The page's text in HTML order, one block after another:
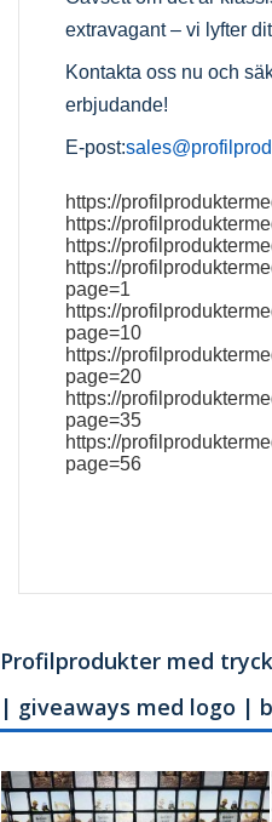
extravagant – vi lyfter
Kontakta oss nu och
erbjudande!
E-post:
https://
https://
https://
https://
page=1
https://
page=10
https://
page=20
https://
page=35
https://
page=56
Profilprodukter med
| giveaways med logo |